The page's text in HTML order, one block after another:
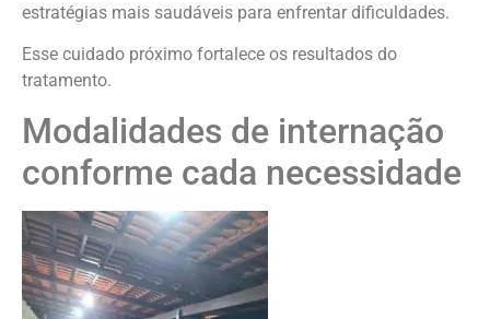
estratégias mais saudáveis para enfrentar dificuldades.
Esse cuidado próximo fortalece os resultados do
tratamento.
Modalidades de internação
conforme cada necessidade